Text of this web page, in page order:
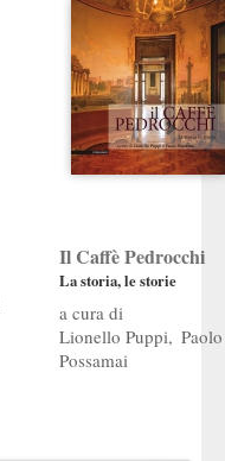
Il Caffè Pedrocchi
La storia, le storie
Lionello Puppi Paolo
Possamai